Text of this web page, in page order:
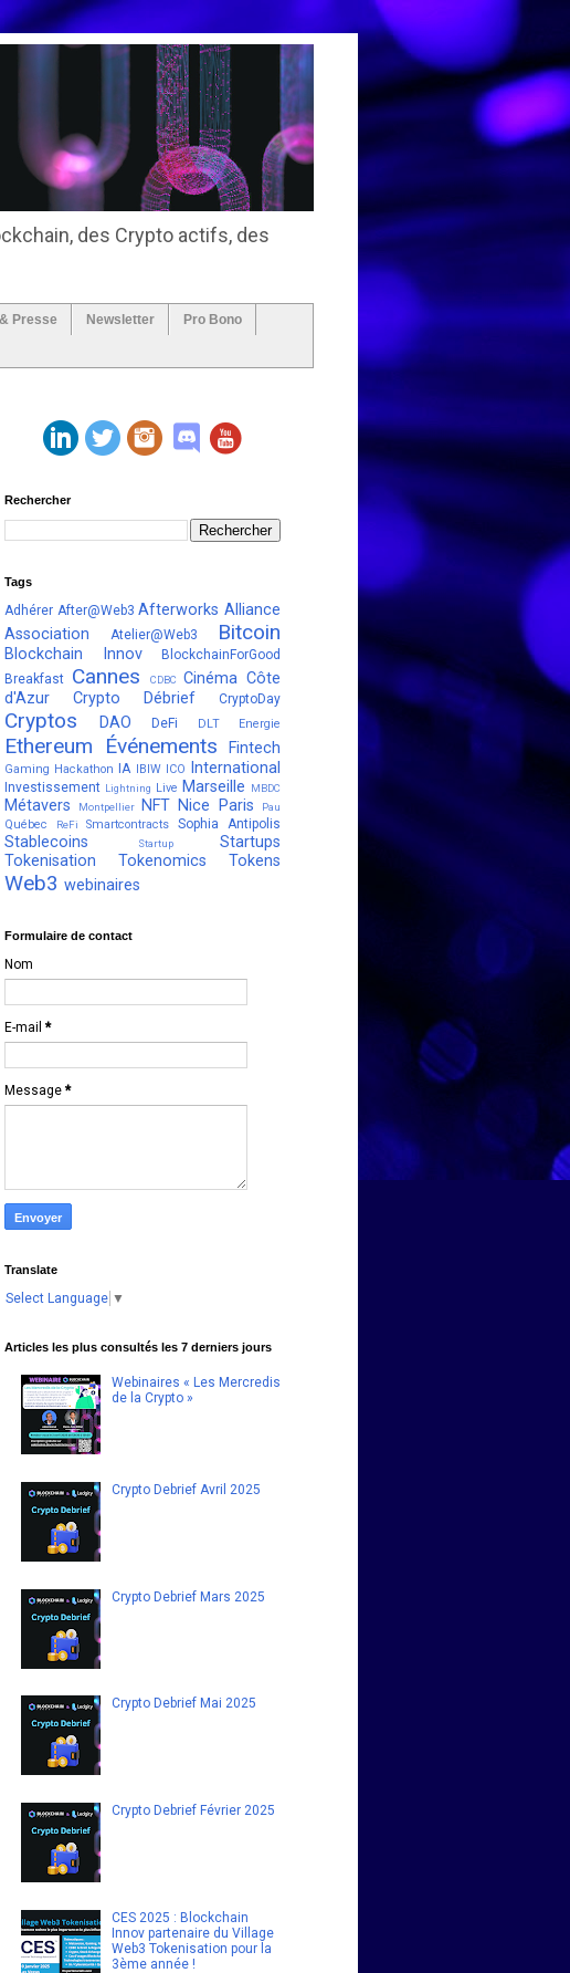
des Crypto actifs, des
Presse Newsletter Pro Bono
Rechercher
Tags
Adhérer After@Web3 Afterworks Alliance
Association
Atelier@Web3 Bitcoin
Blockchain Innov
BlockchainForGood
Breakfast Cannes CDBC Cinéma Côte
d'Azur
Crypto Débrief CryptoDay
Cryptos DAO DeFi DLT Energie
Ethereum Événements Fintech
Gaming Hackathon IA IBIW ICO International
Investissement Lightning Live Marseille MBDC
Métavers Montpellier NFT Nice Paris Pau
Québec ReFi Smartcontracts Sophia Antipolis
Stablecoins Startup
Startups
Tokenisation
Tokenomics Tokens
Web3 webinaires
Formulaire de contact
Nom
E-mail *
Message *
Translate
Select Language ▼
Articles les plus consultés les 7 derniers jours
Webinaires « Les Mercredis
de la Crypto »
Crypto Debrief Avril 2025
Crypto Debrief Mars 2025
Crypto Debrief Mai 2025
Crypto Debrief Février 2025
CES 2025 : Blockchain
Innov partenaire du Village
Web3 Tokenisation pour la
3ème année !